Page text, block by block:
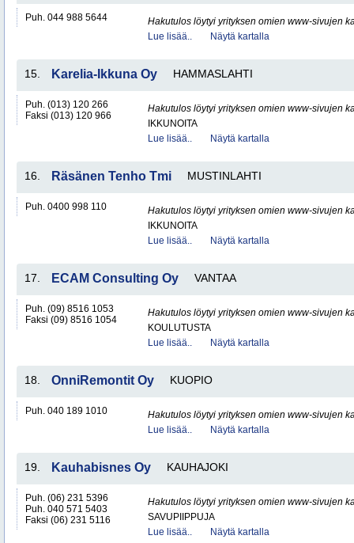
Puh. 044 988 5644
Hakutulos löytyi yrityksen omien www-sivujen
Lue lisää..
Näytä kartalla
15. Karelia-Ikkuna Oy HAMMASLAHTI
Puh. (013) 120 266
Faksi (013) 120 966
Hakutulos löytyi yrityksen omien www-sivujen
IKKUNOITA
Lue lisää..
Näytä kartalla
16. Räsänen Tenho Tmi MUSTINLAHTI
Puh. 0400 998 110
Hakutulos löytyi yrityksen omien www-sivujen
IKKUNOITA
Lue lisää..
Näytä kartalla
17. ECAM Consulting Oy VANTAA
Puh. (09) 8516 1053
Faksi (09) 8516 1054
Hakutulos löytyi yrityksen omien www-sivujen
KOULUTUSTA
Lue lisää..
Näytä kartalla
18. OnniRemontit Oy KUOPIO
Puh. 040 189 1010
Hakutulos löytyi yrityksen omien www-sivujen
Lue lisää..
Näytä kartalla
19. Kauhabisnes Oy KAUHAJOKI
Puh. (06) 231 5396
Puh. 040 571 5403
Faksi (06) 231 5116
Hakutulos löytyi yrityksen omien www-sivujen
SAVUPIIPPUJA
Lue lisää..
Näytä kartalla